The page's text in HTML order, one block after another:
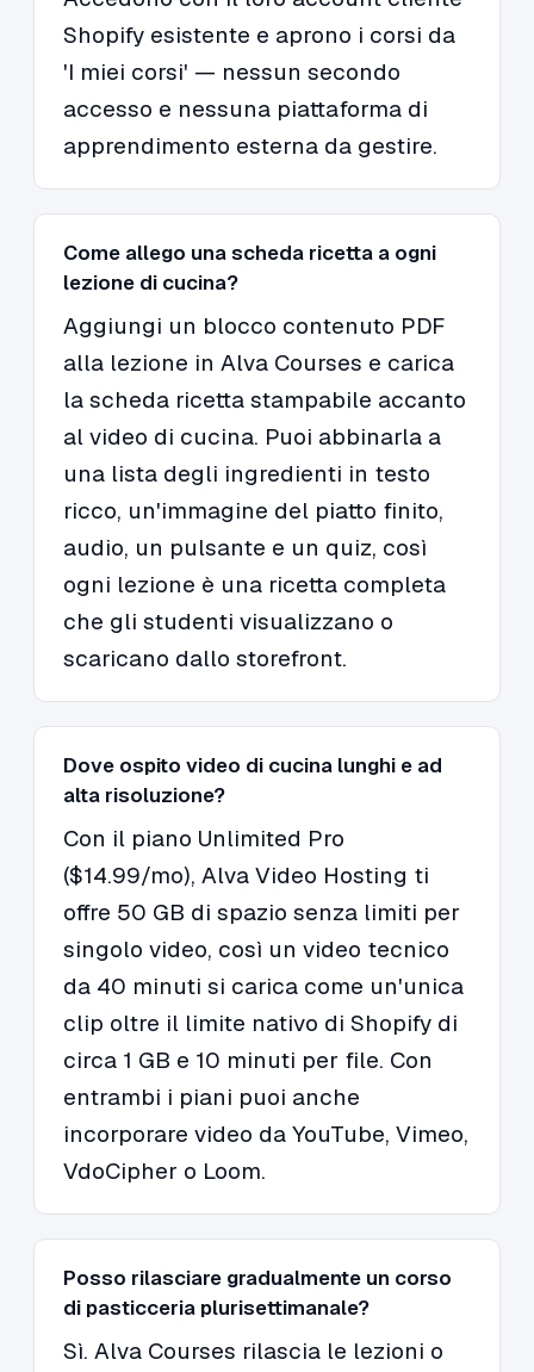
Shopify esistente e aprono i corsi da
'I miei corsi' — nessun secondo
accesso e nessuna piattaforma di
apprendimento esterna da gestire.
Come allego una scheda ricetta a ogni
lezione di cucina?
Aggiungi un blocco contenuto PDF
alla lezione in Alva Courses e carica
la scheda ricetta stampabile accanto
al video di cucina. Puoi abbinarla a
una lista degli ingredienti in testo
ricco, un'immagine del piatto finito,
audio, un pulsante e un quiz, così
ogni lezione è una ricetta completa
che gli studenti visualizzano o
scaricano dallo storefront.
Dove ospito video di cucina lunghi e ad
alta risoluzione?
Con il piano Unlimited Pro
($14.99/mo), Alva Video Hosting ti
offre 50 GB di spazio senza limiti per
singolo video, così un video tecnico
da 40 minuti si carica come un'unica
clip oltre il limite nativo di Shopify di
circa 1 GB e 10 minuti per file. Con
entrambi i piani puoi anche
incorporare video da YouTube, Vimeo,
VdoCipher o Loom.
Posso rilasciare gradualmente un corso
di pasticceria plurisettimanale?
Sì. Alva Courses rilascia le lezioni o